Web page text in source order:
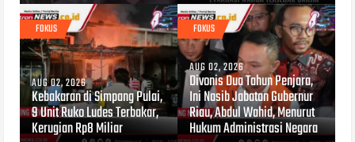
FOKUS
AUG 02, 2026
Kebakaran di Simpang Pulai,
9 Unit Ruko Ludes Terbakar,
Kerugian Rp8 Miliar
FOKUS
AUG 02, 2026
Divonis Dua Tahun Penjara,
Ini Nasib Jabatan Gubernur
Riau, Abdul Wahid, Menurut
Hukum Administrasi Negara